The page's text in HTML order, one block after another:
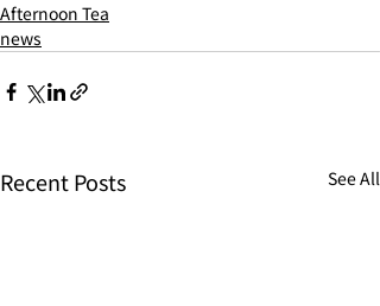
Afternoon Tea
news
Recent Posts See All